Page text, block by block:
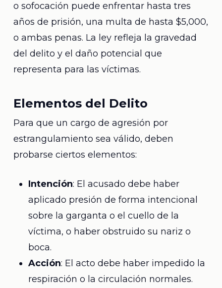
o sofocación puede enfrentar hasta tres
años de prisión, una multa de hasta $5,000,
o ambas penas. La ley refleja la gravedad
del delito y el daño potencial que
representa para las víctimas.
Elementos del Delito
Para que un cargo de agresión por
estrangulamiento sea válido, deben
probarse ciertos elementos:
Intención: El acusado debe haber
aplicado presión de forma intencional
sobre la garganta o el cuello de la
víctima, o haber obstruido su nariz o
boca.
Acción: El acto debe haber impedido la
respiración o la circulación normales.